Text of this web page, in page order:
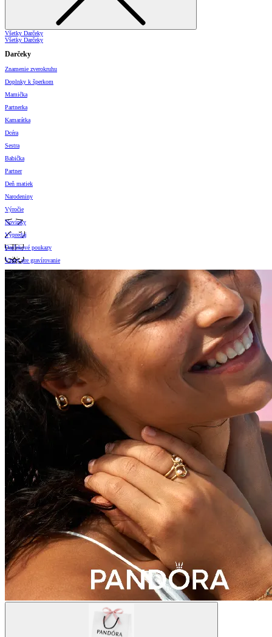
Všetky Darčeky
Všetky Darčeky
Darčeky
Znamenie zverokruhu
Doplnky k šperkom
Mamička
Partnerka
Kamarátka
Dcéra
Sestra
Babička
Partner
Deň matiek
Narodeniny
Výročie
Novinky
Výpredaj
Darčekové poukazy
Vzory pre gravírovanie